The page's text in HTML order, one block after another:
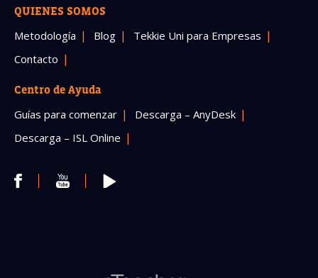
QUIENES SOMOS
Metodología Blog
Tekkie Uni para Empresas
Contacto
Centro de Ayuda
Guías para comenzar
Descarga – AnyDesk
Descarga – ISL Online